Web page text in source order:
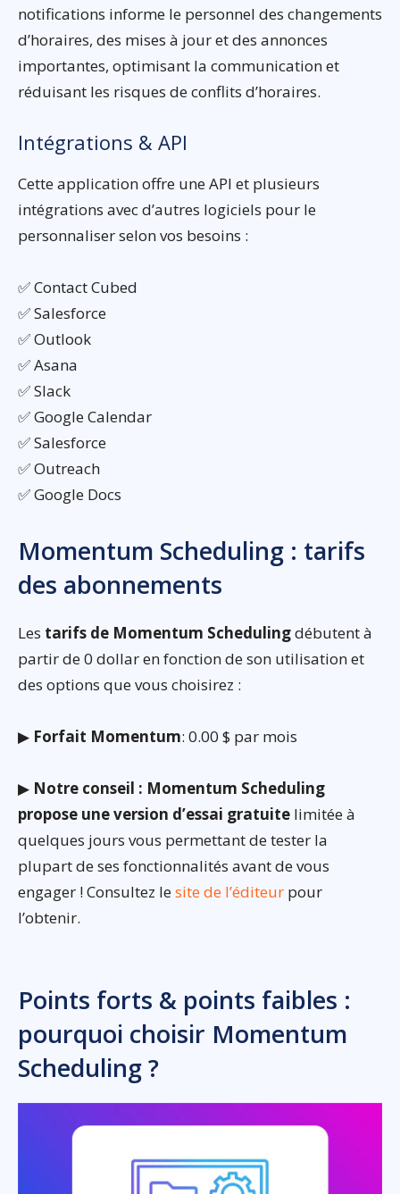
notifications informe le personnel des changements
d’horaires, des mises à jour et des annonces
importantes, optimisant la communication et
réduisant les risques de conflits d’horaires.
Intégrations & API
Cette application offre une API et plusieurs
intégrations avec d’autres logiciels pour le
personnaliser selon vos besoins :
✅ Contact Cubed
✅ Salesforce
✅ Outlook
✅ Asana
✅ Slack
✅ Google Calendar
✅ Salesforce
✅ Outreach
✅ Google Docs
Momentum Scheduling : tarifs
des abonnements
Les tarifs de Momentum Schedulingdébutent à
partir de 0 dollar en fonction de son utilisation et
des options que vous choisirez :
▶ Forfait Momentum: 0.00 $ par mois
▶ Notre conseil : Momentum Scheduling
propose une version d’essai gratuite limitée à
quelques jours vous permettant de tester la
plupart de ses fonctionnalités avant de vous
engager ! Consultez lesite de l’éditeur pour
l’obtenir.
Points forts & points faibles :
pourquoi choisir Momentum
Scheduling ?